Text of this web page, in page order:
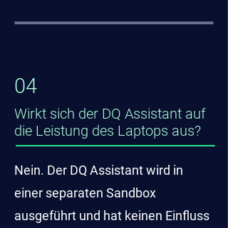
04
Wirkt sich der DQ Assistant auf
die Leistung des Laptops aus?
Nein. Der DQ Assistant wird in
einer separaten Sandbox
ausgeführt und hat keinen Einfluss